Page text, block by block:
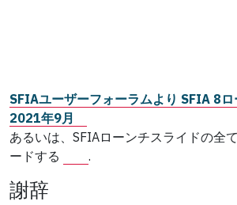
SFIAユーザーフォーラムより SFIA 8
2021年9月
あるいは、SFIAローンチスライドの全
ードする
.
謝辞